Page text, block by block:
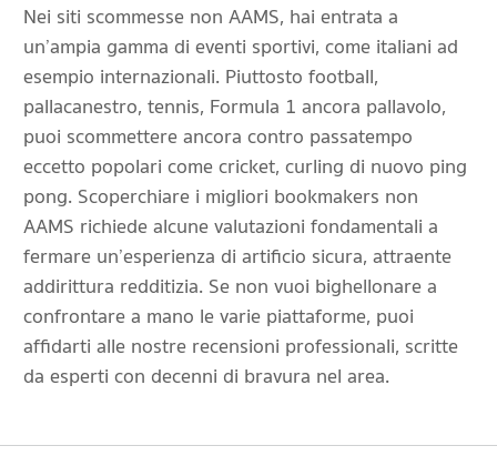
Nei siti scommesse non AAMS, hai entrata a
un’ampia gamma di eventi sportivi, come italiani ad
esempio internazionali. Piuttosto football,
pallacanestro, tennis, Formula 1 ancora pallavolo,
puoi scommettere ancora contro passatempo
eccetto popolari come cricket, curling di nuovo ping
pong. Scoperchiare i migliori bookmakers non
AAMS richiede alcune valutazioni fondamentali a
fermare un’esperienza di artificio sicura, attraente
addirittura redditizia. Se non vuoi bighellonare a
confrontare a mano le varie piattaforme, puoi
affidarti alle nostre recensioni professionali, scritte
da esperti con decenni di bravura nel area.